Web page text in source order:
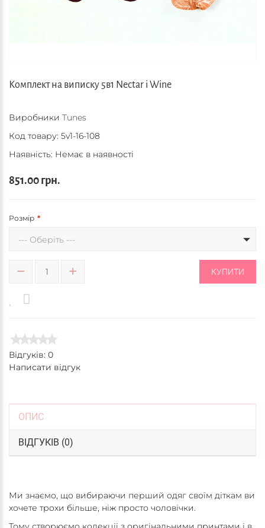
Комплект на виписку 5в1 Nectar і Wine
Виробники Tunes
Код товару: 5v1-16-108
Наявність: Немає в наявності
851.00 грн.
Розмір
--- Оберіть ---
КУПИТИ
Відгуків: 0
Написати відгук
ОПИС
ВІДГУКІВ (0)
Ми знаємо, що вибираючи перший одяг своїм діткам ви
хочете трохи більше, ніж просто чоловічки.